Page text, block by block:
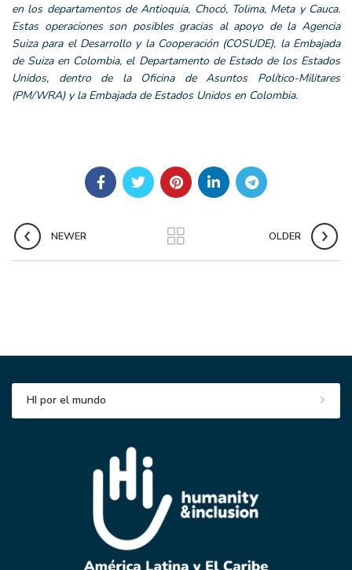
en los departamentos de Antioquia, Chocó, Tolima, Meta y Cauca.
Estas operaciones son posibles gracias al apoyo de la Agencia
Suiza para el Desarrollo y la Cooperación (COSUDE), la Embajada
de Suiza en Colombia, el Departamento de Estado de los Estados
Unidos, dentro de la Oficina de Asuntos Político-Militares
(PM/WRA) y la Embajada de Estados Unidos en Colombia.
NEWER OLDER
HI por el mundo